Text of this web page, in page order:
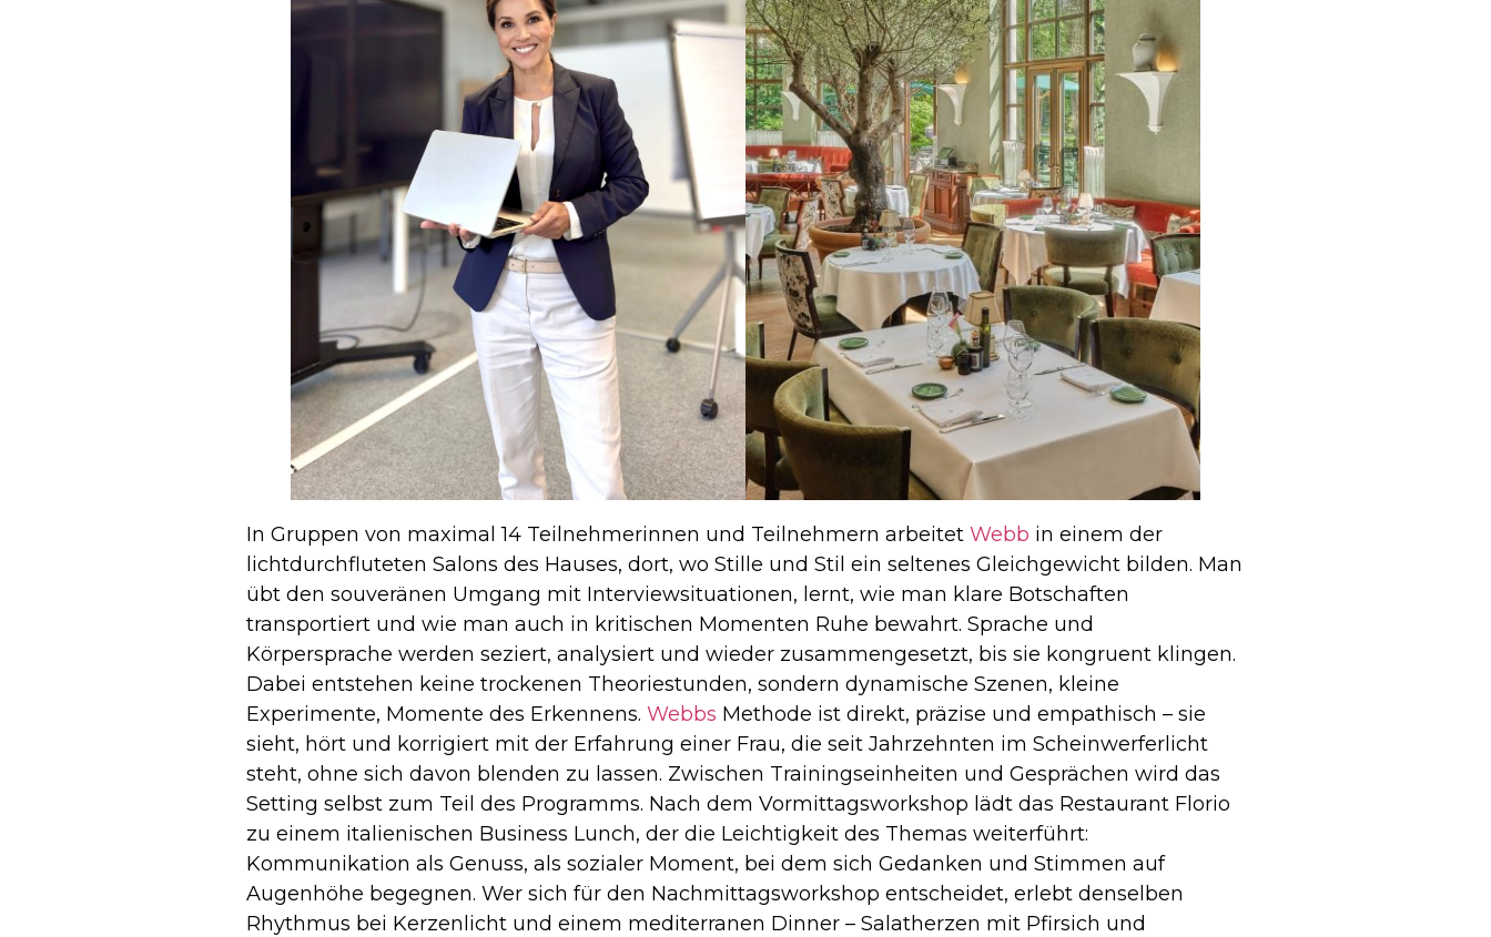
In Gruppen von maximal 14 Teilnehmerinnen und Teilnehmern arbeitet Webb in einem der
lichtdurchfluteten Salons des Hauses, dort, wo Stille und Stil ein seltenes Gleichgewicht bilden. Man
übt den souveränen Umgang mit Interviewsituationen, lernt, wie man klare Botschaften
transportiert und wie man auch in kritischen Momenten Ruhe bewahrt. Sprache und
Körpersprache werden seziert, analysiert und wieder zusammengesetzt, bis sie kongruent klingen.
Dabei entstehen keine trockenen Theoriestunden, sondern dynamische Szenen, kleine
Experimente, Momente des Erkennens. Webbs Methode ist direkt, präzise und empathisch – sie
sieht, hört und korrigiert mit der Erfahrung einer Frau, die seit Jahrzehnten im Scheinwerferlicht
steht, ohne sich davon blenden zu lassen. Zwischen Trainingseinheiten und Gesprächen wird das
Setting selbst zum Teil des Programms. Nach dem Vormittagsworkshop lädt das Restaurant Florio
zu einem italienischen Business Lunch, der die Leichtigkeit des Themas weiterführt:
Kommunikation als Genuss, als sozialer Moment, bei dem sich Gedanken und Stimmen auf
Augenhöhe begegnen. Wer sich für den Nachmittagsworkshop entscheidet, erlebt denselben
Rhythmus bei Kerzenlicht und einem mediterranen Dinner – Salatherzen mit Pfirsich und